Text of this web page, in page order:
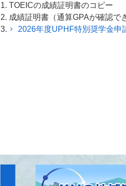
1. TOEICの成績証明書のコピー
2. 成績証明書（通算GPAが確認で
3.
2026年度UPHF特別奨学金申